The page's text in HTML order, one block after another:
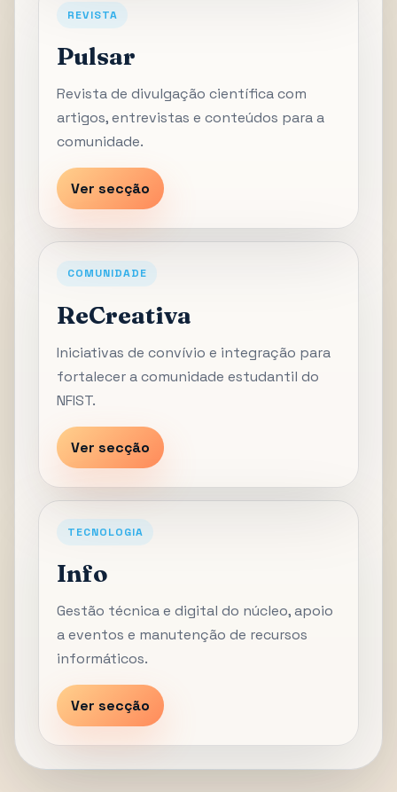
REVISTA
Pulsar
Revista de divulgação científica com
artigos, entrevistas e conteúdos para a
comunidade.
Ver secção
COMUNIDADE
ReCreativa
Iniciativas de convívio e integração para
fortalecer a comunidade estudantil do
NFIST.
Ver secção
TECNOLOGIA
Info
Gestão técnica e digital do núcleo, apoio
a eventos e manutenção de recursos
informáticos.
Ver secção